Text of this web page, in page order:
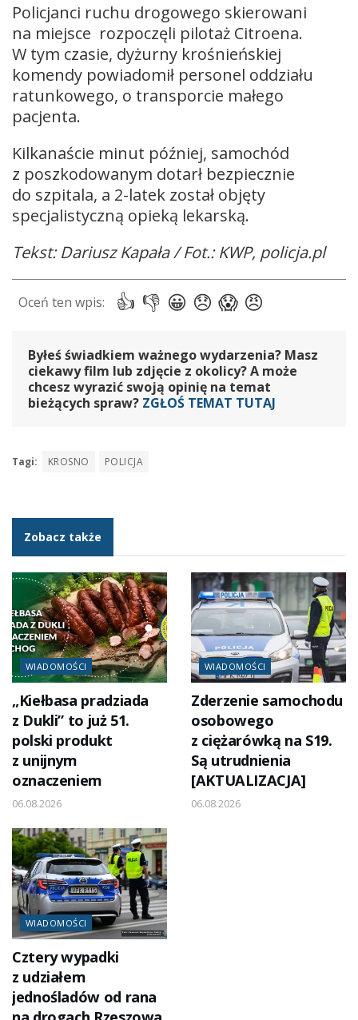
Policjanci ruchu drogowego skierowani
na miejsce rozpoczęli pilotaż Citroena.
W tym czasie, dyżurny krośnieńskiej
komendy powiadomił personel oddziału
ratunkowego, o transporcie małego
pacjenta.
Kilkanaście minut później, samochód
z poszkodowanym dotarł bezpiecznie
do szpitala, a 2-latek został objęty
specjalistyczną opieką lekarską.
Tekst: Dariusz Kapała / Fot.: KWP, policja.pl
Byłeś świadkiem ważnego wydarzenia? Masz
ciekawy film lub zdjęcie z okolicy? A może
chcesz wyrazić swoją opinię na temat
bieżących spraw? ZGŁOŚ TEMAT TUTAJ
Tagi: KROSNO POLICJA
Zobacz także
WIADOMOŚCI
„Kiełbasa pradziada
z Dukli” to już 51.
polski produkt
z unijnym
oznaczeniem
06.08.2026
WIADOMOŚCI
Zderzenie samochodu
osobowego
z ciężarówką na S19.
Są utrudnienia
[AKTUALIZACJA]
06.08.2026
WIADOMOŚCI
Cztery wypadki
z udziałem
jednośladów od rana